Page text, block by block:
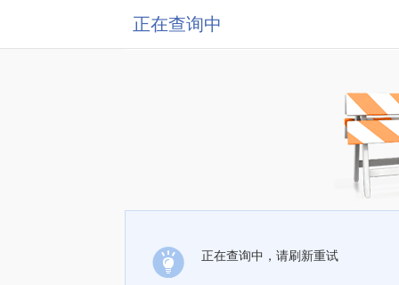
正在查询中
正在查询中，请刷新重试